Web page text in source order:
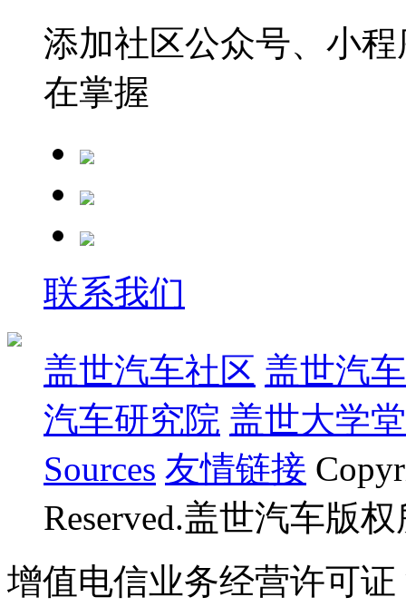
添加社区公众号、小
在掌握
联系我们
盖世汽车社区 盖世汽
汽车研究院 盖世大学堂
Sources 友情链接
Reserved.盖世汽车版
增值电信业务经营许可证